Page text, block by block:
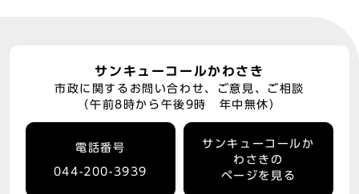
サンキューコールかわさき
市政に関するお問い合わせ、ご意見、ご相談
（午前8時から午後9時 年中無休）
電話番号
044-200-3939
サンキューコールか
わさきの
ページを見る